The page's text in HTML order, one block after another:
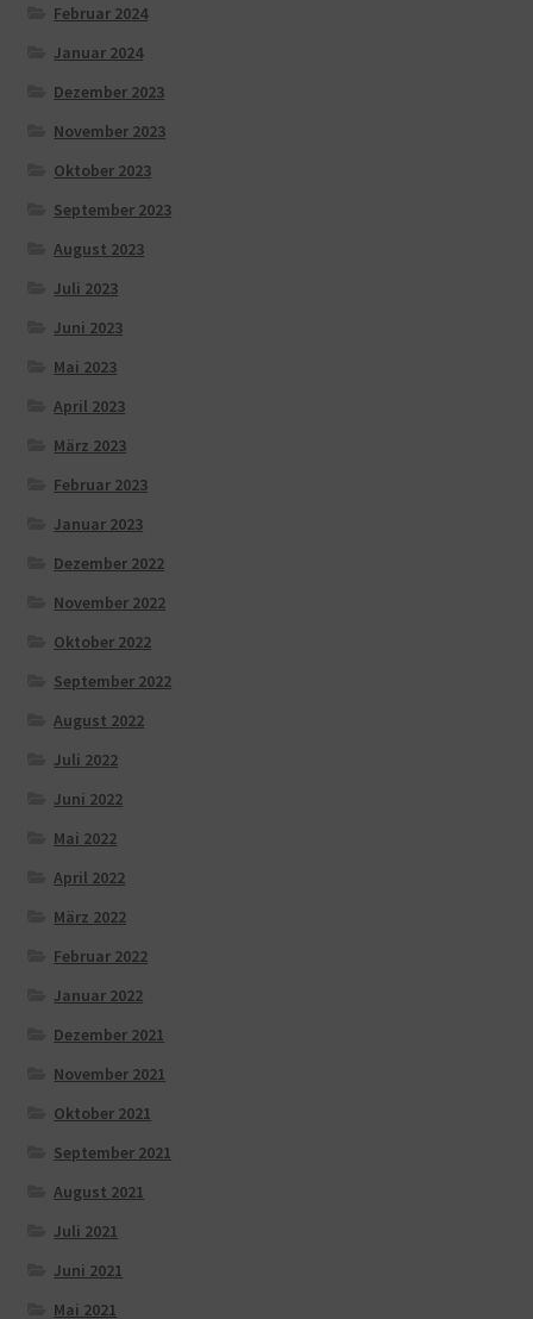
Februar 2024
Januar 2024
Dezember 2023
November 2023
Oktober 2023
September 2023
August 2023
Juli 2023
Juni 2023
Mai 2023
April 2023
März 2023
Februar 2023
Januar 2023
Dezember 2022
November 2022
Oktober 2022
September 2022
August 2022
Juli 2022
Juni 2022
Mai 2022
April 2022
März 2022
Februar 2022
Januar 2022
Dezember 2021
November 2021
Oktober 2021
September 2021
August 2021
Juli 2021
Juni 2021
Mai 2021